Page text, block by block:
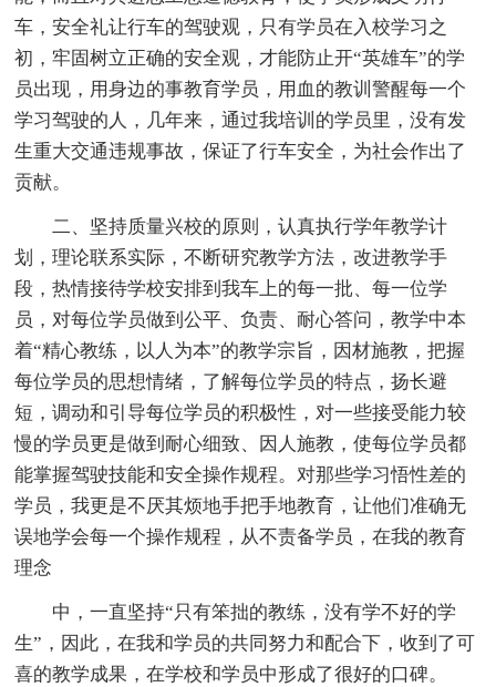
车，安全礼让行车的驾驶观，只有学员在入校学习之
初，牢固树立正确的安全观，才能防止开“英雄车”的学
员出现，用身边的事教育学员，用血的教训警醒每一个
学习驾驶的人，几年来，通过我培训的学员里，没有发
生重大交通违规事故，保证了行车安全，为社会作出了
贡献。
二、坚持质量兴校的原则，认真执行学年教学计
划，理论联系实际，不断研究教学方法，改进教学手
段，热情接待学校安排到我车上的每一批、每一位学
员，对每位学员做到公平、负责、耐心答问，教学中本
着“精心教练，以人为本”的教学宗旨，因材施教，把握
每位学员的思想情绪，了解每位学员的特点，扬长避
短，调动和引导每位学员的积极性，对一些接受能力较
慢的学员更是做到耐心细致、因人施教，使每位学员都
能掌握驾驶技能和安全操作规程。对那些学习悟性差的
学员，我更是不厌其烦地手把手地教育，让他们准确无
误地学会每一个操作规程，从不责备学员，在我的教育
理念
中，一直坚持“只有笨拙的教练，没有学不好的学
生”，因此，在我和学员的共同努力和配合下，收到了可
喜的教学成果，在学校和学员中形成了很好的口碑。